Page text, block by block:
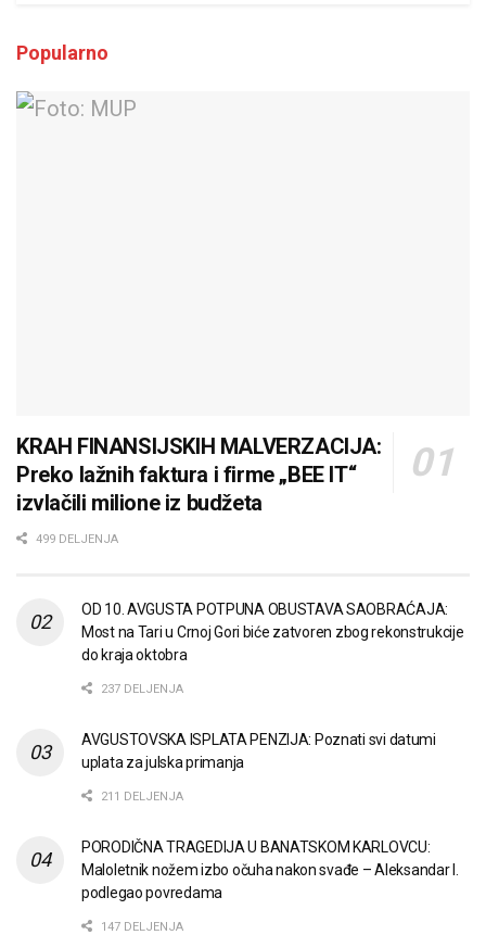
Popularno
KRAH FINANSIJSKIH MALVERZACIJA:
Preko lažnih faktura i firme „BEE IT“
izvlačili milione iz budžeta
499 DELJENJA
OD 10. AVGUSTA POTPUNA OBUSTAVA SAOBRAĆAJA:
Most na Tari u Crnoj Gori biće zatvoren zbog rekonstrukcije
do kraja oktobra
237 DELJENJA
AVGUSTOVSKA ISPLATA PENZIJA: Poznati svi datumi
uplata za julska primanja
211 DELJENJA
PORODIČNA TRAGEDIJA U BANATSKOM KARLOVCU:
Maloletnik nožem izbo očuha nakon svađe – Aleksandar I.
podlegao povredama
147 DELJENJA